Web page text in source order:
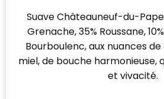
Suave Châteauneuf-du-Pape
Grenache, 35% Roussane,
Bourboulenc, aux nuances
miel, de bouche harmonieuse,
et vivacité.